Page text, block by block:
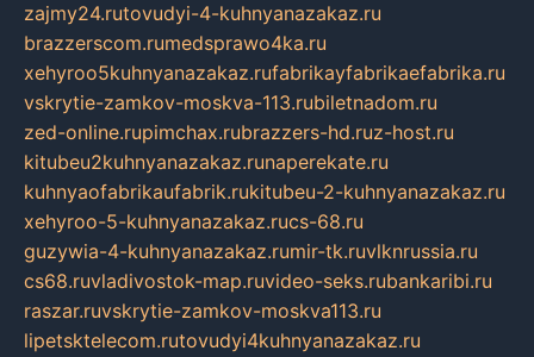
zajmy24.rutovudyi-4-kuhnyanazakaz.ru
brazzerscom.rumedsprawo4ka.ru
xehyroo5kuhnyanazakaz.rufabrikayfabrikaefabrika.ru
vskrytie-zamkov-moskva-113.rubiletnadom.ru
zed-online.rupimchax.rubrazzers-hd.ruz-host.ru
kitubeu2kuhnyanazakaz.runaperekate.ru
kuhnyaofabrikaufabrik.rukitubeu-2-kuhnyanazakaz.ru
xehyroo-5-kuhnyanazakaz.rucs-68.ru
guzywia-4-kuhnyanazakaz.rumir-tk.ruvlknrussia.ru
cs68.ruvladivostok-map.ruvideo-seks.rubankaribi.ru
raszar.ruvskrytie-zamkov-moskva113.ru
lipetsktelecom.rutovudyi4kuhnyanazakaz.ru